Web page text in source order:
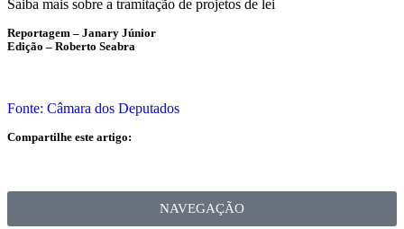
Saiba mais sobre a tramitação de projetos de lei
Reportagem – Janary Júnior
Edição – Roberto Seabra
Fonte: Câmara dos Deputados
Compartilhe este artigo:
NAVEGAÇÃO